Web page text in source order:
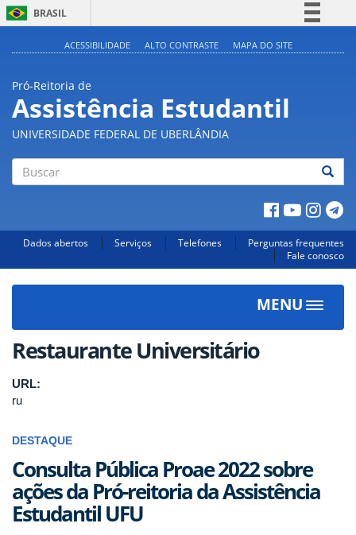
BRASIL
Acesso à informação
Legislação
Canais
ACESSIBILIDADE ALTO CONTRASTE MAPA DO SITE
Pró-Reitoria de
Assistência Estudantil
UNIVERSIDADE FEDERAL DE UBERLÂNDIA
Dados abertos Serviços Telefones
Perguntas frequentes
Fale conosco
MENU
Toggle
Restaurante Universitário
URL:
ru
DESTAQUE
Consulta Pública Proae 2022 sobre
ações da Pró-reitoria da Assistência
Estudantil UFU